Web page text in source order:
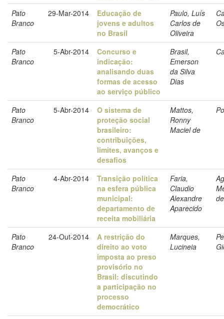
Pato
Branco
29-Mar-2014
Educação de
jovens e adultos
no Brasil
Paulo, Luís
Carlos de
Oliveira
Pato
Branco
5-Abr-2014
Concurso e
indicação:
analisando duas
formas de acesso
ao serviço público
Brasil,
Emerson
da Silva
Dias
Pato
Branco
5-Abr-2014
O sistema de
proteção social
brasileiro:
contribuições,
limites, avanços e
desafios
Mattos,
Ronny
Maciel de
Pato
Branco
4-Abr-2014
Transição política
na esfera pública
municipal:
departamento de
receita mobiliária
Faria,
Claudio
Alexandre
Aparecido
de
Pato
Branco
24-Out-2014
A restrição do
direito ao voto
imposta ao preso
provisório no
Brasil: discutindo
a participação no
processo
democrático
Marques,
Lucineia